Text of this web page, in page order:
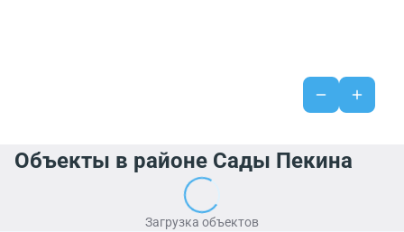
Объекты в районе Сады Пекина
Загрузка объектов